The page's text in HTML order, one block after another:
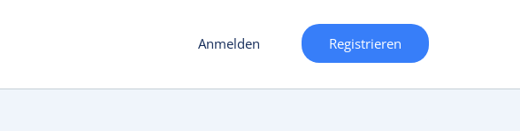
Anmelden Registrieren